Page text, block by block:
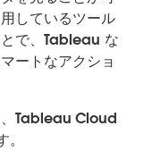
しているツール
で、Tableau な
ートなアクショ
Tableau Cloud